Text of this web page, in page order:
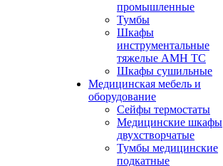
промышленные
Тумбы
Шкафы
инструментальные
тяжелые АМН ТС
Шкафы сушильные
Медицинская мебель и
оборудование
Сейфы термостаты
Медицинские шкафы
двухстворчатые
Тумбы медицинские
подкатные